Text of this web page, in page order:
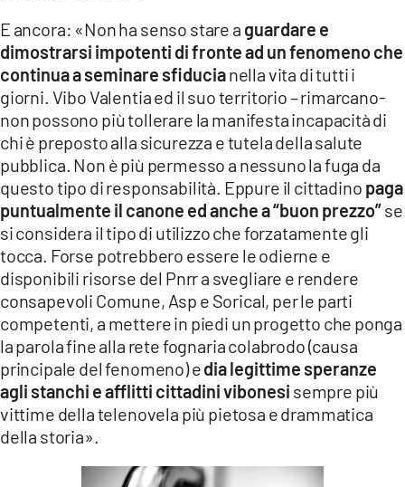
E ancora: «Non ha senso stare a guardare e
dimostrarsi impotenti di fronte ad un fenomeno che
continua a seminare sfiducianella vita di tutti i
giorni. Vibo Valentia ed il suo territorio – rimarcano-
non possono più tollerare la manifesta incapacità di
chi è preposto alla sicurezza e tutela della salute
pubblica. Non è più permesso a nessuno la fuga da
questo tipo di responsabilità. Eppure il cittadino paga
puntualmente il canone ed anche a “buon prezzo”se
si considera il tipo di utilizzo che forzatamente gli
tocca. Forse potrebbero essere le odierne e
disponibili risorse del Pnrr a svegliare e rendere
consapevoli Comune, Asp e Sorical, per le parti
competenti, a mettere in piedi un progetto che ponga
la parola fine alla rete fognaria colabrodo (causa
principale del fenomeno) edia legittime speranze
agli stanchi e afflitti cittadini vibonesi sempre più
vittime della telenovela più pietosa e drammatica
della storia».